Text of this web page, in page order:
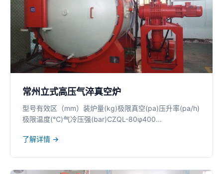
常州立式高压气淬真空炉
型号有效区（mm）装炉量(kg)极限真空(pa)压升率(pa/h)
极限温度(℃)气冷压强(bar)CZQL-80φ400...
了解详情 →